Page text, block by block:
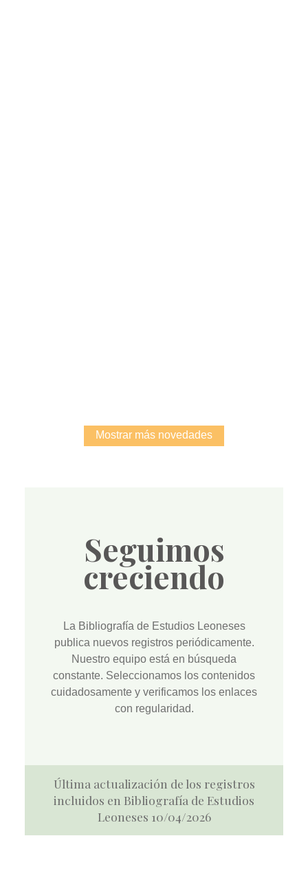
Mostrar más novedades
Seguimos
creciendo
La Bibliografía de Estudios Leoneses
publica nuevos registros periódicamente.
Nuestro equipo está en búsqueda
constante. Seleccionamos los contenidos
cuidadosamente y verificamos los enlaces
con regularidad.
Última actualización de los registros
incluidos en Bibliografía de Estudios
Leoneses 10/04/2026